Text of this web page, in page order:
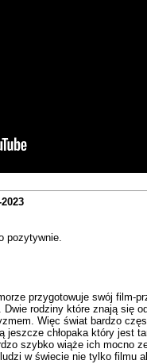
pozytywnie.
przygotowuje swój film-
rodziny które znają się
Więc świat bardzo
jeszcze chłopaka który jest
szybko wiąże ich mocno
w świecie nie tylko